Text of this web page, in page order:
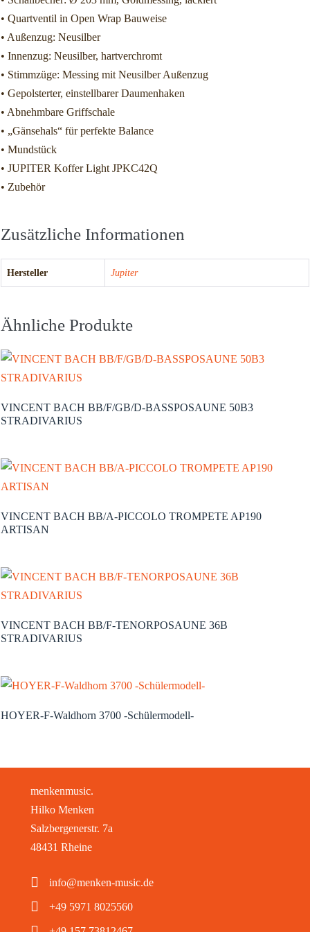
• Quartventil in Open Wrap Bauweise
• Außenzug: Neusilber
• Innenzug: Neusilber, hartverchromt
• Stimmzüge: Messing mit Neusilber Außenzug
• Gepolsterter, einstellbarer Daumenhaken
• Abnehmbare Griffschale
• „Gänsehals“ für perfekte Balance
• Mundstück
• JUPITER Koffer Light JPKC42Q
• Zubehör
Zusätzliche Informationen
Hersteller Jupiter
Ähnliche Produkte
VINCENT BACH BB/F/GB/D-BASSPOSAUNE 50B3
STRADIVARIUS
VINCENT BACH BB/A-PICCOLO TROMPETE AP190
ARTISAN
VINCENT BACH BB/F-TENORPOSAUNE 36B
STRADIVARIUS
HOYER-F-Waldhorn 3700 -Schülermodell-
menkenmusic.
Hilko Menken
Salzbergenerstr. 7a
48431 Rheine
info@menken-music.de
+49 5971 8025560